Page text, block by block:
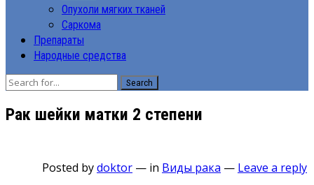
Опухоли мягких тканей
Саркома
Препараты
Народные средства
Search
Рак шейки матки 2 степени
Posted bydoktor — in Виды рака — Leave a reply